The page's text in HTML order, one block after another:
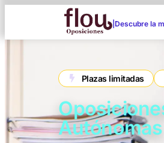
Descubre la
Plazas limitadas
Autónomas